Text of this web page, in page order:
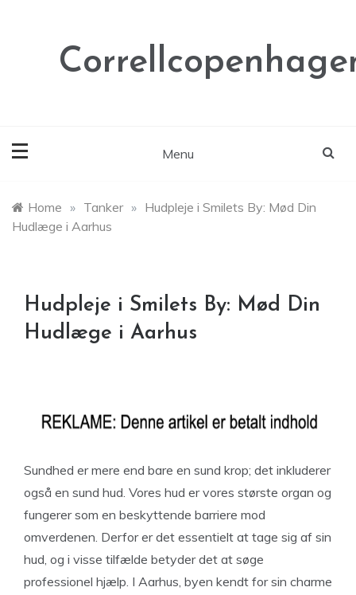
Menu
Home » Tanker » Hudpleje i Smilets By: Mød Din
Hudlæge i Aarhus
Hudpleje i Smilets By: Mød Din
Hudlæge i Aarhus
Sundhed er mere end bare en sund krop; det inkluderer
også en sund hud. Vores hud er vores største organ og
fungerer som en beskyttende barriere mod
omverdenen. Derfor er det essentielt at tage sig af sin
hud, og i visse tilfælde betyder det at søge
professionel hjælp. I Aarhus, byen kendt for sin charme